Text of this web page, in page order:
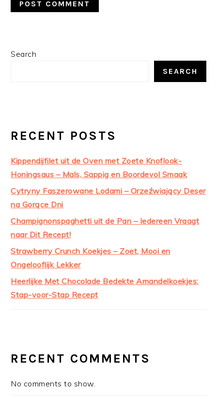
PRIMARY
Search
SEARCH
RECENT POSTS
Kippendijfilet uit de Oven met Zoete Knoflook-
Honingsaus – Mals, Sappig en Boordevol Smaak
Cytryny Faszerowane Lodami – Orzeźwiający Deser
na Gorące Dni
Champignonspaghetti uit de Pan – Iedereen Vraagt
naar Dit Recept!
Strawberry Crunch Koekjes – Zoet, Mooi en
Ongelooflijk Lekker
Heerlijke Met Chocolade Bedekte Amandelkoekjes:
Stap-voor-Stap Recept
RECENT COMMENTS
No comments to show.